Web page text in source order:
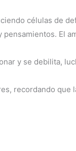
células de
El
y se debilita,
recordando que